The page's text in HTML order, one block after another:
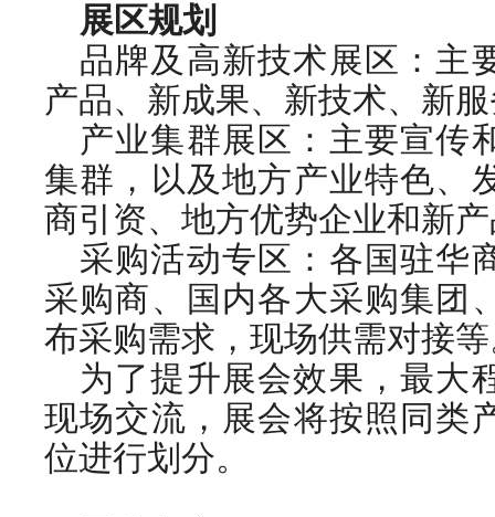
展区规划
品牌及高新技术展区：主
产品、新成果、新技术、新
产业集群展区：主要宣传
集群，以及地方产业特色、
商引资、地方优势企业和新
采购活动专区：各国驻华
采购商、国内各大采购集团
布采购需求，现场供需对接
为了提升展会效果，最大
现场交流，展会将按照同类
位进行划分。